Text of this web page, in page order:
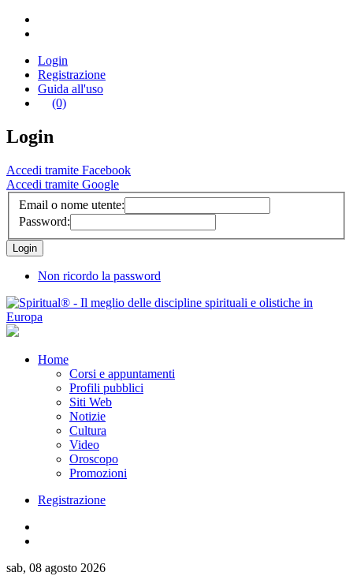
Login
Registrazione
Guida all'uso
(0)
Login
Accedi tramite Facebook
Accedi tramite Google
Email o nome utente:
Password:
Non ricordo la password
Home
Corsi e appuntamenti
Profili pubblici
Siti Web
Notizie
Cultura
Video
Oroscopo
Promozioni
Registrazione
sab, 08 agosto 2026